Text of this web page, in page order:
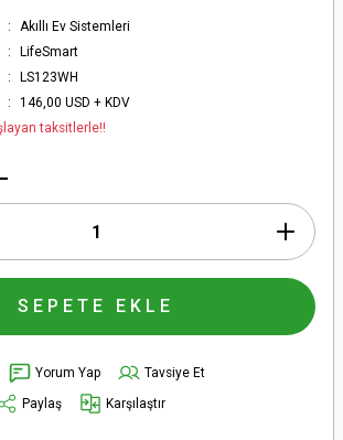
Akıllı Ev Sistemleri
LifeSmart
LS123WH
146,00 USD + KDV
taksitlerle!!
SEPETE EKLE
Yorum Yap
Tavsiye Et
Paylaş Karşılaştır